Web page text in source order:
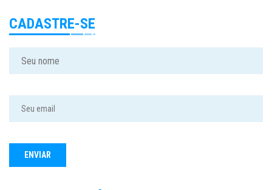
CADASTRE-SE